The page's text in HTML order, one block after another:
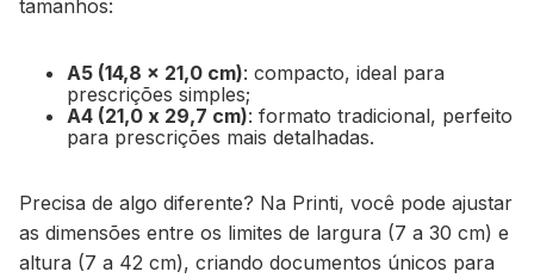
tamanhos:
A5 (14,8 x 21,0 cm): compacto, ideal para
prescrições simples;
A4 (21,0 x 29,7 cm): formato tradicional, perfeito
para prescrições mais detalhadas.
Precisa de algo diferente? Na Printi, você pode ajustar
as dimensões entre os limites de largura (7 a 30 cm) e
altura (7 a 42 cm), criando documentos únicos para